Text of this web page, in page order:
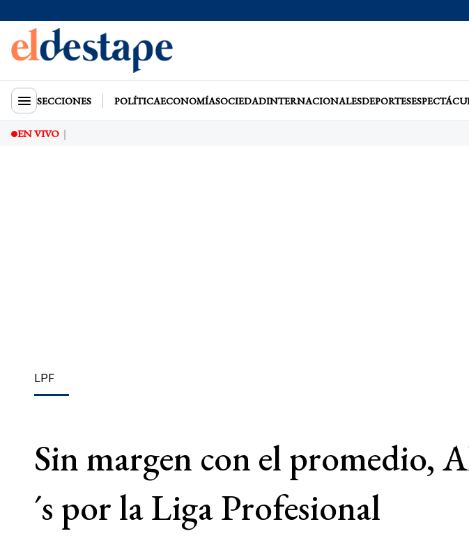
SECCIONES POLÍTICAECONOMÍASOCIEDADINTERNACIONALESDEPORTES
EN VIVO
LPF
Sin margen con el promedio,
´s por la Liga Profesional